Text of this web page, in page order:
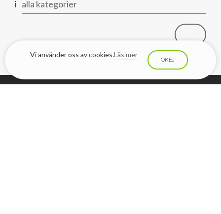
i alla kategorier
Vi använder oss av cookies.Läs mer
OKEJ